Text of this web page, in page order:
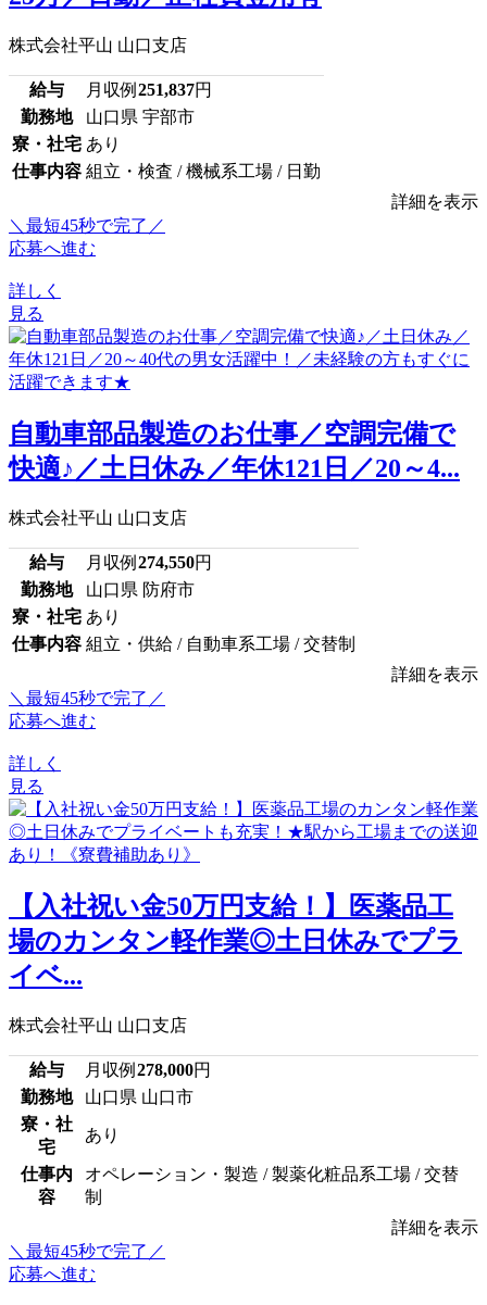
株式会社平山 山口支店
給与 月収例 251,837円
勤務地
山口県 宇部市
寮・社宅 あり
仕事内容 組立・検査 / 機械系工場 / 日勤
詳細を表示
＼最短45秒で完了／
応募へ進む
詳しく
見る
自動車部品製造のお仕事／空調完備で
快適♪／土日休み／年休121日／20～4...
株式会社平山 山口支店
給与 月収例 274,550円
勤務地
山口県 防府市
寮・社宅 あり
仕事内容 組立・供給 / 自動車系工場 / 交替制
詳細を表示
＼最短45秒で完了／
応募へ進む
詳しく
見る
【入社祝い金50万円支給！】医薬品工
場のカンタン軽作業◎土日休みでプラ
イベ...
株式会社平山 山口支店
給与 月収例 278,000円
勤務地
山口県 山口市
寮・社
宅
あり
仕事内
容
オペレーション・製造 / 製薬化粧品系工場 / 交替
制
詳細を表示
＼最短45秒で完了／
応募へ進む